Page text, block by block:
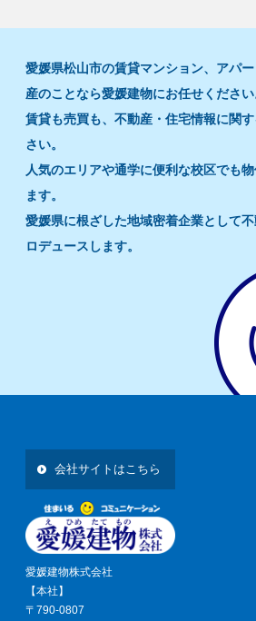
愛媛県松山市の賃貸マンション、アパ
産のことなら愛媛建物にお任せください
賃貸も売買も、不動産・住宅情報に関
さい。
人気のエリアや通学に便利な校区でも
ます。
愛媛県に根ざした地域密着企業として
ロデュースします。
会社サイトはこちら
愛媛建物株式会社
【本社】
〒790-0807